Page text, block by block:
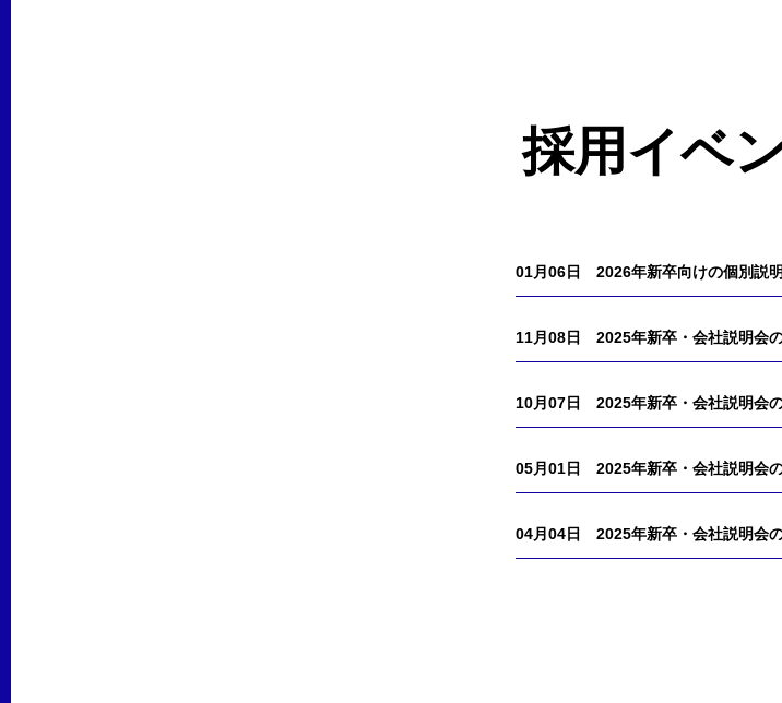
採用イベ
01月06日 2026年新卒向けの個別説
11月08日 2025年新卒・会社説明会
10月07日 2025年新卒・会社説明会
05月01日 2025年新卒・会社説明会
04月04日 2025年新卒・会社説明会